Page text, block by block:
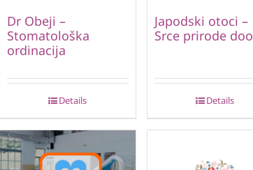
Dr Obeji –
Stomatološka
ordinacija
Details
Japodski otoci –
Srce prirode doo
Details